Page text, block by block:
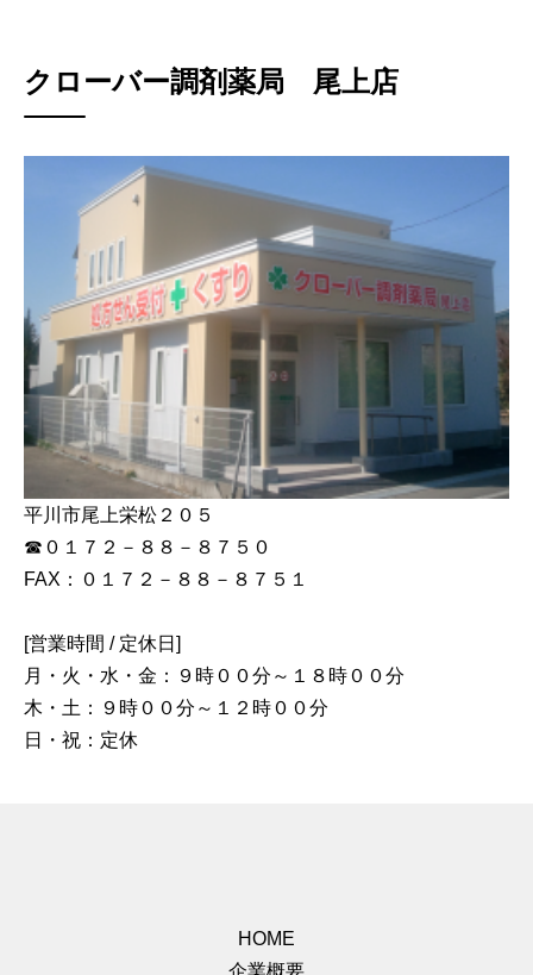
クローバー調剤薬局 尾上店
平川市尾上栄松２０５
☎０１７２－８８－８７５０
FAX：０１７２－８８－８７５１
[営業時間 / 定休日]
月・火・水・金：９時００分～１８時００分
木・土：９時００分～１２時００分
日・祝：定休
HOME